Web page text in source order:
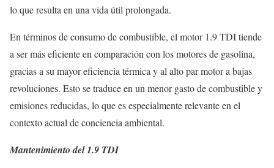
lo que resulta en una vida útil prolongada.
En términos de consumo de combustible, el motor 1.9 TDI tiende
a ser más eficiente en comparación con los motores de gasolina,
gracias a su mayor eficiencia térmica y al alto par motor a bajas
revoluciones. Esto se traduce en un menor gasto de combustible y
emisiones reducidas, lo que es especialmente relevante en el
contexto actual de conciencia ambiental.
Mantenimiento del 1.9 TDI